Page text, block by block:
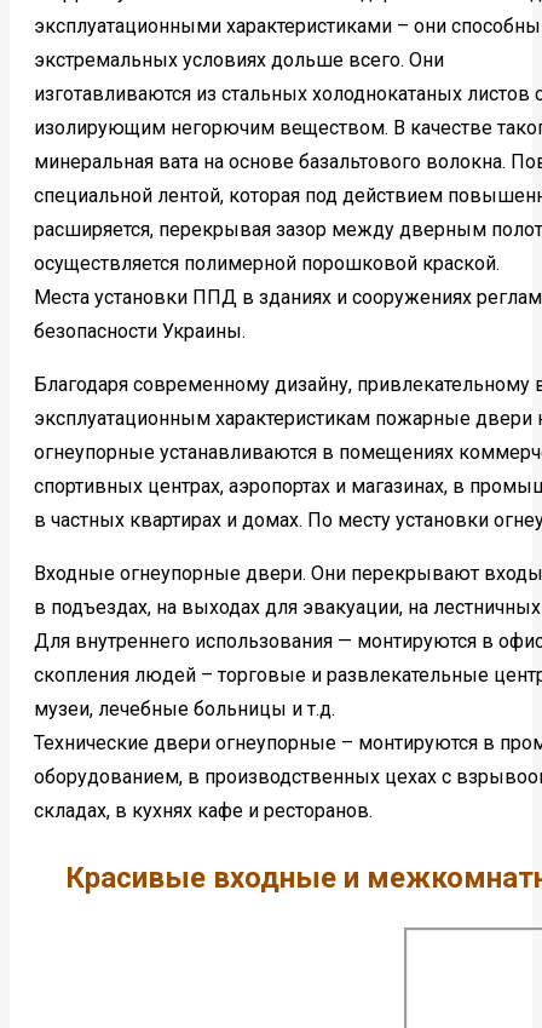
эксплуатационными характеристиками – они
экстремальных условиях дольше всего. Они
изготавливаются из стальных холоднокатаных листов
изолирующим негорючим веществом. В качестве
минеральная вата на основе базальтового волокна.
специальной лентой, которая под действием
расширяется, перекрывая зазор между дверным
осуществляется полимерной порошковой краской.
Места установки ППД в зданиях и сооружениях
безопасности Украины.
Благодаря современному дизайну,
эксплуатационным характеристикам пожарные
огнеупорные устанавливаются в помещениях
спортивных центрах, аэропортах и магазинах, в
в частных квартирах и домах. По месту установки
Входные огнеупорные двери. Они перекрывают
в подъездах, на выходах для эвакуации, на
Для внутреннего использования — монтируются в
скопления людей – торговые и развлекательные
музеи, лечебные больницы и т.д.
Технические двери огнеупорные – монтируются в
оборудованием, в производственных цехах с
складах, в кухнях кафе и ресторанов.
Красивые входные и